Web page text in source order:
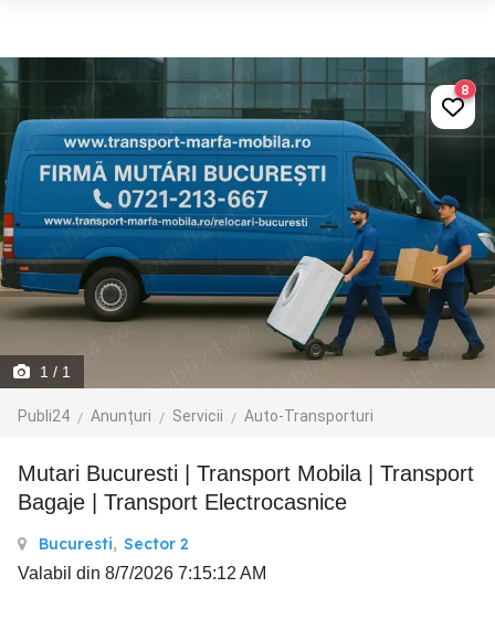
1 / 1
Publi24 Anunțuri Servicii Auto-Transporturi
8
Mutari Bucuresti | Transport Mobila | Transport
Bagaje | Transport Electrocasnice
Bucuresti, Sector 2
Valabil din 8/7/2026 7:15:12 AM